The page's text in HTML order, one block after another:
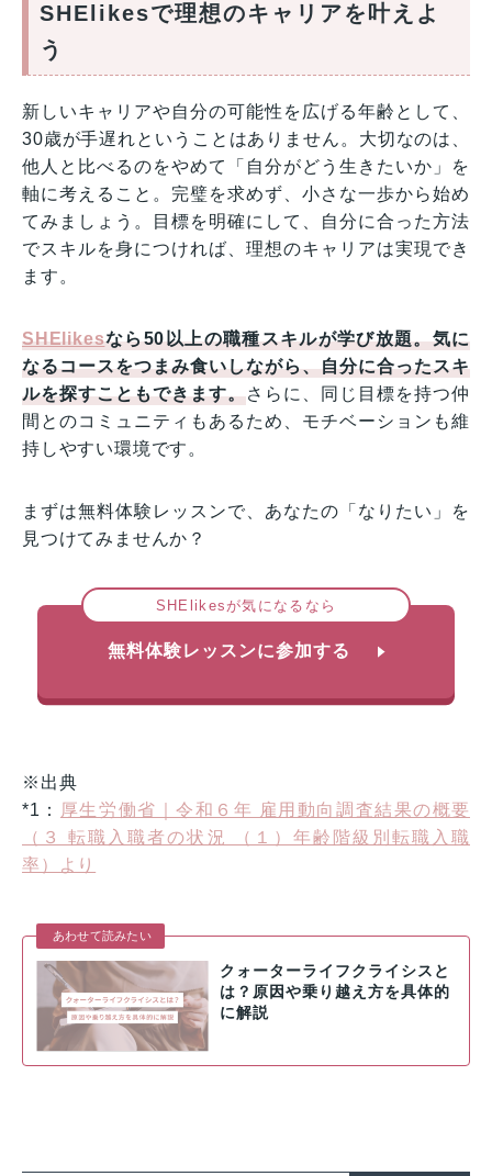
SHElikesで理想のキャリアを叶えよ
う
新しいキャリアや自分の可能性を広げる年齢として、
30歳が手遅れということはありません。大切なのは、
他人と比べるのをやめて「自分がどう生きたいか」を
軸に考えること。完璧を求めず、小さな一歩から始め
てみましょう。目標を明確にして、自分に合った方法
でスキルを身につければ、理想のキャリアは実現でき
ます。
SHElikesなら50以上の職種スキルが学び放題。気に
なるコースをつまみ食いしながら、自分に合ったスキ
ルを探すこともできます。さらに、同じ目標を持つ仲
間とのコミュニティもあるため、モチベーションも維
持しやすい環境です。
まずは無料体験レッスンで、あなたの「なりたい」を
見つけてみませんか？
SHElikesが気になるなら
無料体験レッスンに参加する
※出典
*1：
厚生労働省｜令和６年 雇用動向調査結果の概要
（３ 転職入職者の状況 （１）年齢階級別転職入職
率）より
あわせて読みたい
クォーターライフクライシスと
は？原因や乗り越え方を具体的
に解説